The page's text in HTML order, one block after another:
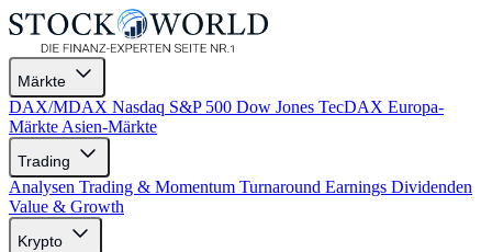
Märkte
DAX/MDAX Nasdaq S&P 500 Dow Jones TecDAX Europa-
Märkte Asien-Märkte
Trading
Analysen Trading & Momentum Turnaround Earnings Dividenden
Value & Growth
Krypto